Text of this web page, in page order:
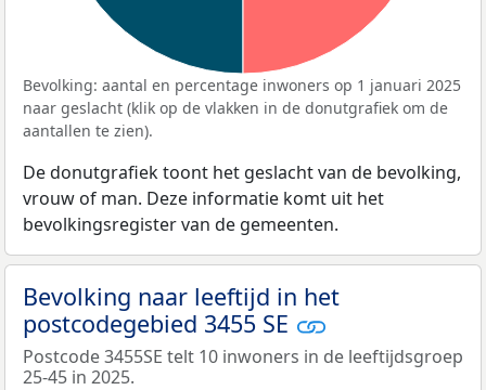
Bevolking: aantal en percentage inwoners op 1 januari 2025
naar geslacht (klik op de vlakken in de donutgrafiek om de
aantallen te zien).
De donutgrafiek toont het geslacht van de bevolking,
vrouw of man. Deze informatie komt uit het
bevolkingsregister van de gemeenten.
Bevolking naar leeftijd in het
postcodegebied 3455 SE
Postcode 3455SE telt 10 inwoners in de leeftijdsgroep
25-45 in 2025.